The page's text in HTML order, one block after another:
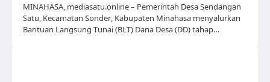
MINAHASA, mediasatu.online – Pemerintah Desa Sendangan
Satu, Kecamatan Sonder, Kabupaten Minahasa menyalurkan
Bantuan Langsung Tunai (BLT) Dana Desa (DD) tahap…